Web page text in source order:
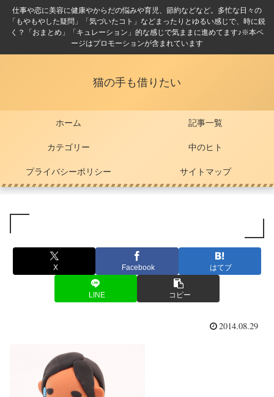
仕事や恋に美容に健康やからだの悩みや育児、節約などなど。多忙な日々の
「もやもやした疑問」「気づいたコト」などまったりとゆるい感じで、時に鋭
く？「おまとめ」「キュレーション」的な感じで気ままに進めてます♪※本ペ
ージはプロモーションが含まれています
猫の手も借りたい
ホーム 記事一覧
カテゴリー 中のヒト
プライバシーポリシー サイトマップ
X Facebook はてブ
LINE コピー
2014.08.29